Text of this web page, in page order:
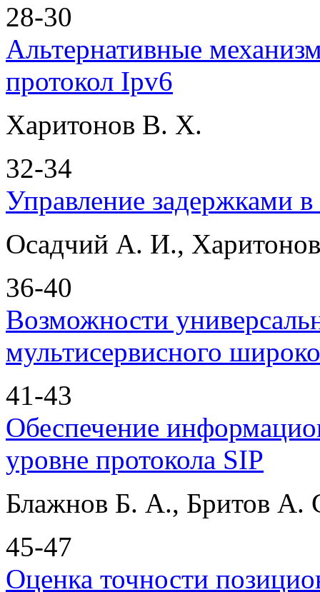
28-30
Альтернативные
протокол Ipv6
Харитонов В. Х.
32-34
Управление задержками
Осадчий А. И.,
36-40
Возможности
мультисервисного
41-43
Обеспечение
уровне протокола SIP
Блажнов Б. А., Бритов А.
45-47
Оценка точности